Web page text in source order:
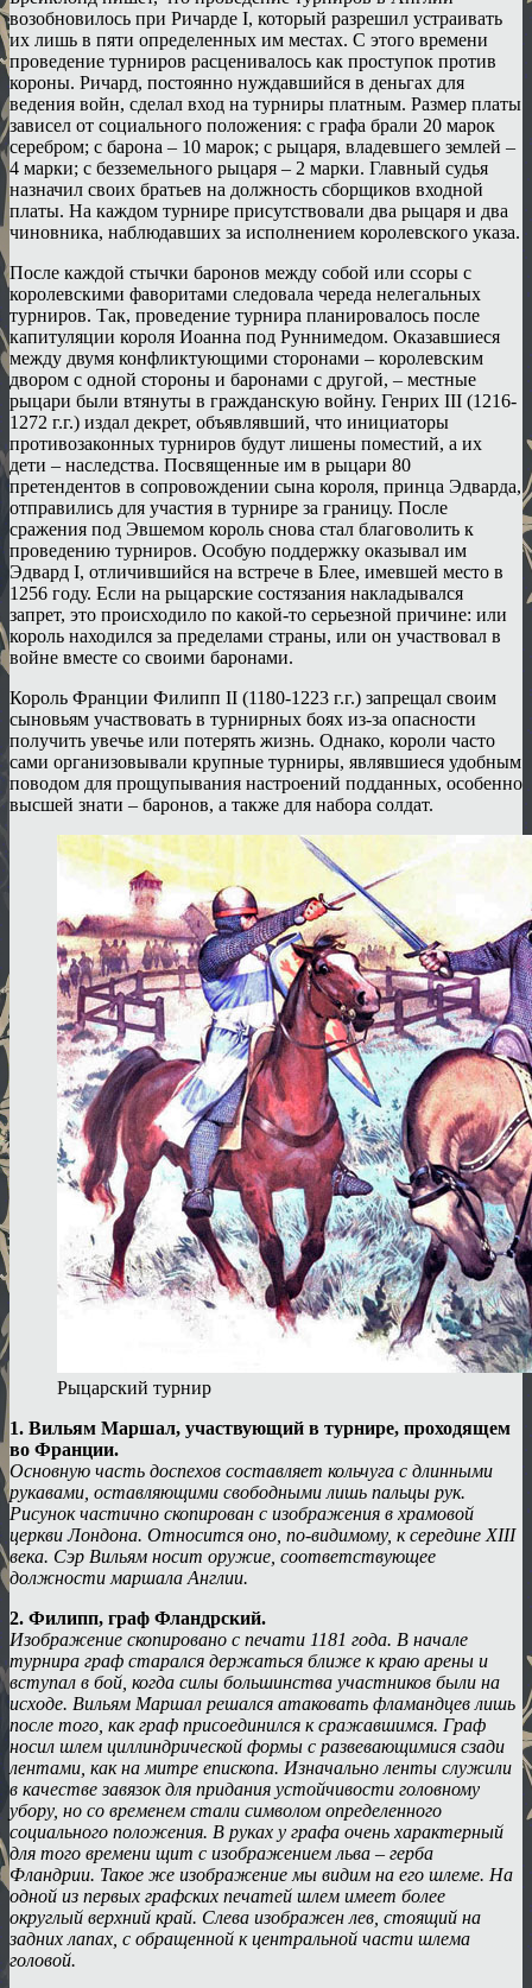
возобновилось при Ричарде I, который разрешил устраивать
их лишь в пяти определенных им местах. С этого времени
проведение турниров расценивалось как проступок против
короны. Ричард, постоянно нуждавшийся в деньгах для
ведения войн, сделал вход на турниры платным. Размер платы
зависел от социального положения: с графа брали 20 марок
серебром; с барона – 10 марок; с рыцаря, владевшего землей –
4 марки; с безземельного рыцаря – 2 марки. Главный судья
назначил своих братьев на должность сборщиков входной
платы. На каждом турнире присутствовали два рыцаря и два
чиновника, наблюдавших за исполнением королевского указа.
После каждой стычки баронов между собой или ссоры с
королевскими фаворитами следовала череда нелегальных
турниров. Так, проведение турнира планировалось после
капитуляции короля Иоанна под Руннимедом. Оказавшиеся
между двумя конфликтующими сторонами – королевским
двором с одной стороны и баронами с другой, – местные
рыцари были втянуты в гражданскую войну. Генрих III (1216-
1272 г.г.) издал декрет, объявлявший, что инициаторы
противозаконных турниров будут лишены поместий, а их
дети – наследства. Посвященные им в рыцари 80
претендентов в сопровождении сына короля, принца Эдварда,
отправились для участия в турнире за границу. После
сражения под Эвшемом король снова стал благоволить к
проведению турниров. Особую поддержку оказывал им
Эдвард I, отличившийся на встрече в Блее, имевшей место в
1256 году. Если на рыцарские состязания накладывался
запрет, это происходило по какой-то серьезной причине: или
король находился за пределами страны, или он участвовал в
войне вместе со своими баронами.
Король Франции Филипп II (1180-1223 г.г.) запрещал своим
сыновьям участвовать в турнирных боях из-за опасности
получить увечье или потерять жизнь. Однако, короли часто
сами организовывали крупные турниры, являвшиеся удобным
поводом для прощупывания настроений подданных, особенно
высшей знати – баронов, а также для набора солдат.
Рыцарский турнир
1. Вильям Маршал, участвующий в турнире, проходящем
во Франции.
Основную часть доспехов составляет кольчуга с длинными
рукавами, оставляющими свободными лишь пальцы рук.
Рисунок частично скопирован с изображения в храмовой
церкви Лондона. Относится оно, по-видимому, к середине XIII
века. Сэр Вильям носит оружие, соответствующее
должности маршала Англии.
2. Филипп, граф Фландрский.
Изображение скопировано с печати 1181 года. В начале
турнира граф старался держаться ближе к краю арены и
вступал в бой, когда силы большинства участников были на
исходе. Вильям Маршал решался атаковать фламандцев лишь
после того, как граф присоединился к сражавшимся. Граф
носил шлем циллиндрической формы с развевающимися сзади
лентами, как на митре епископа. Изначально ленты служили
в качестве завязок для придания устойчивости головному
убору, но со временем стали символом определенного
социального положения. В руках у графа очень характерный
для того времени щит с изображением льва – герба
Фландрии. Такое же изображение мы видим на его шлеме. На
одной из первых графских печатей шлем имеет более
округлый верхний край. Слева изображен лев, стоящий на
задних лапах, с обращенной к центральной части шлема
головой.